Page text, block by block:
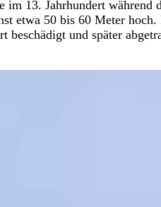
im 13. Jahrhundert
etwa 50 bis 60 Meter
beschädigt und später